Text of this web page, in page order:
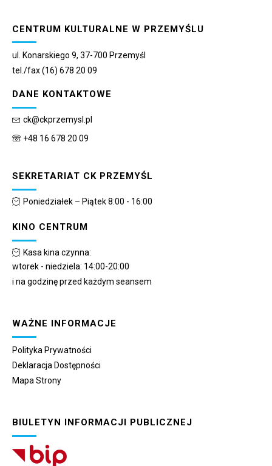
CENTRUM KULTURALNE W PRZEMYŚLU
ul. Konarskiego 9, 37-700 Przemyśl
tel./fax (16) 678 20 09
DANE KONTAKTOWE
ck@ckprzemysl.pl
+48 16 678 20 09
SEKRETARIAT CK PRZEMYŚL
Poniedziałek – Piątek 8:00 - 16:00
KINO CENTRUM
Kasa kina czynna:
wtorek - niedziela: 14:00-20:00
i na godzinę przed każdym seansem
WAŻNE INFORMACJE
Polityka Prywatności
Deklaracja Dostępności
Mapa Strony
BIULETYN INFORMACJI PUBLICZNEJ